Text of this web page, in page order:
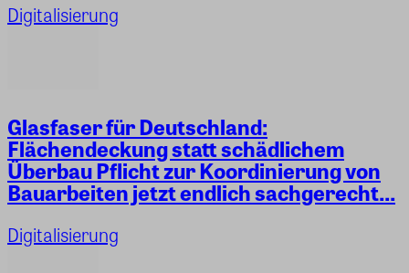
Digitalisierung
Glasfaser für Deutschland:
Flächendeckung statt schädlichem
Überbau Pflicht zur Koordinierung von
Bauarbeiten jetzt endlich sachgerecht...
Digitalisierung